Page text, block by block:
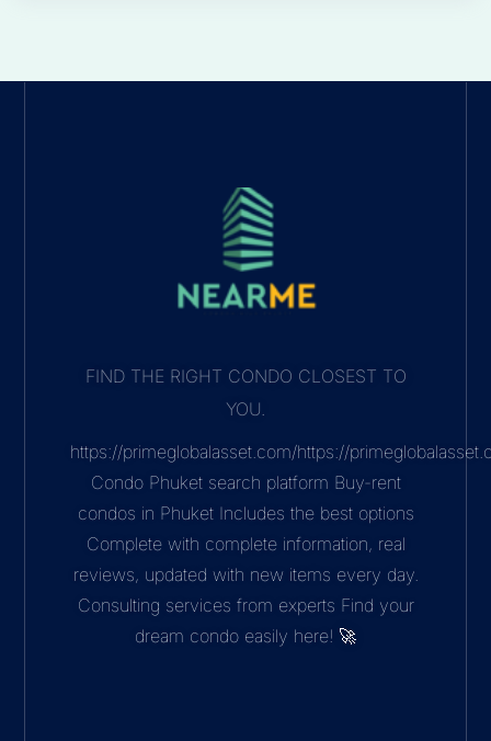
FIND THE RIGHT CONDO CLOSEST TO
YOU.
https://primeglobalasset.com/https://
Condo Phuket search platform Buy-rent
condos in Phuket Includes the best options
Complete with complete information, real
reviews, updated with new items every day.
Consulting services from experts Find your
dream condo easily here! 🚀